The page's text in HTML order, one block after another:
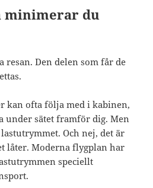
minimerar du
resan. Den delen som får de
kan ofta följa med i kabinen,
under sätet framför dig. Men
Och nej, det är
låter. Moderna flygplan har
speciellt